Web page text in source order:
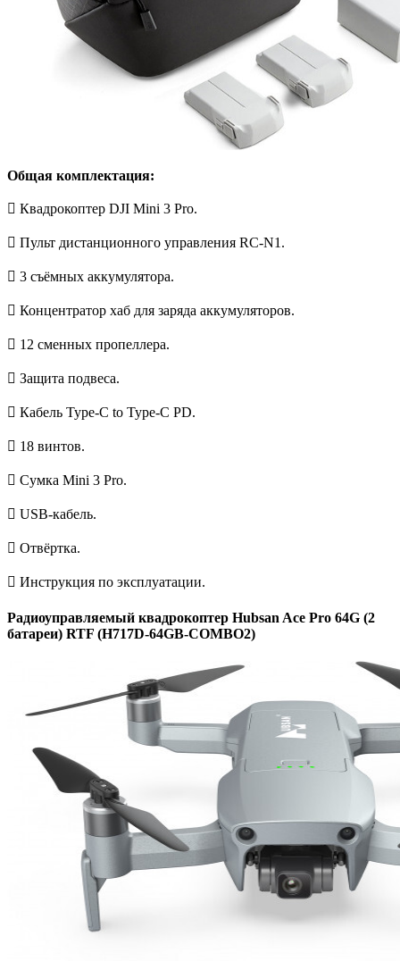
Общая комплектация:
 Квадрокоптер DJI Mini 3 Pro.
 Пульт дистанционного управления RC-N1.
 3 съёмных аккумулятора.
 Концентратор хаб для заряда аккумуляторов.
 12 сменных пропеллера.
 Защита подвеса.
 Кабель Type-C to Type-C PD.
 18 винтов.
 Сумка Mini 3 Pro.
 USB-кабель.
 Отвёртка.
 Инструкция по эксплуатации.
Радиоуправляемый квадрокоптер Hubsan Ace Pro 64G (2
батареи) RTF (H717D-64GB-COMBO2)